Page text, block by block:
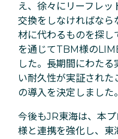
え、徐々にリーフレ
交換をしなければなら
材に代わるものを探し
を通じてTBM様の
した。長期間にわた
い耐久性が実証され
の導入を決定しました。
今後もJR東海は、本
様と連携を強化し、東